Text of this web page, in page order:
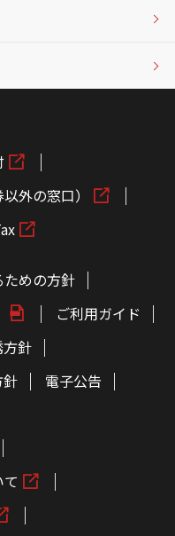
外の窓口）
めの方針
ご利用ガイド
針
電子公告